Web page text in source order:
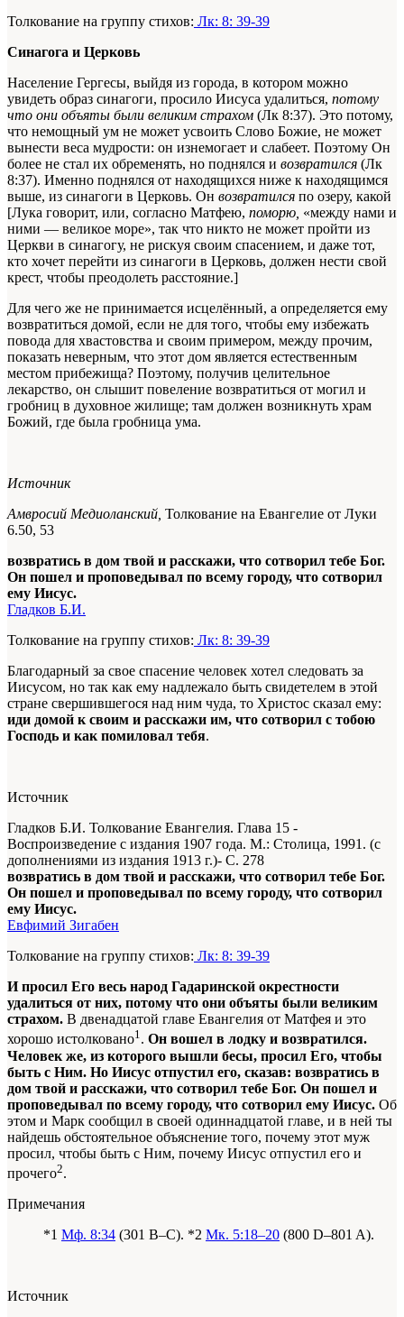
Толкование на группу стихов: Лк: 8: 39-39
Синагога и Церковь
Население Гергесы, выйдя из города, в котором можно
увидеть образ синагоги, просило Иисуса удалиться, потому
что они объяты были великим страхом (Лк 8:37). Это потому,
что немощный ум не может усвоить Слово Божие, не может
вынести веса мудрости: он изнемогает и слабеет. Поэтому Он
более не стал их обременять, но поднялся и возвратился (Лк
8:37). Именно поднялся от находящихся ниже к находящимся
выше, из синагоги в Церковь. Он возвратился по озеру, какой
[Лука говорит, или, согласно Матфею, поморю, «между нами и
ними — великое море», так что никто не может пройти из
Церкви в синагогу, не рискуя своим спасением, и даже тот,
кто хочет перейти из синагоги в Церковь, должен нести свой
крест, чтобы преодолеть расстояние.]
Для чего же не принимается исцелённый, а определяется ему
возвратиться домой, если не для того, чтобы ему избежать
повода для хвастовства и своим примером, между прочим,
показать неверным, что этот дом является естественным
местом прибежища? Поэтому, получив целительное
лекарство, он слышит повеление возвратиться от могил и
гробниц в духовное жилище; там должен возникнуть храм
Божий, где была гробница ума.
Источник
Амвросий Медиоланский, Толкование на Евангелие от Луки
6.50, 53
возвратись в дом твой и расскажи, что сотворил тебе Бог.
Он пошел и проповедывал по всему городу, что сотворил
ему Иисус.
Гладков Б.И.
Толкование на группу стихов: Лк: 8: 39-39
Благодарный за свое спасение человек хотел следовать за
Иисусом, но так как ему надлежало быть свидетелем в этой
стране свершившегося над ним чуда, то Христос сказал ему:
иди домой к своим и расскажи им, что сотворил с тобою
Господь и как помиловал тебя.
Источник
Гладков Б.И. Толкование Евангелия. Глава 15 -
Воспроизведение с издания 1907 года. М.: Столица, 1991. (с
дополнениями из издания 1913 г.)- С. 278
возвратись в дом твой и расскажи, что сотворил тебе Бог.
Он пошел и проповедывал по всему городу, что сотворил
ему Иисус.
Евфимий Зигабен
Толкование на группу стихов: Лк: 8: 39-39
И просил Его весь народ Гадаринской окрестности
удалиться от них, потому что они объяты были великим
страхом. В двенадцатой главе Евангелия от Матфея и это
хорошо истолковано1. Он вошел в лодку и возвратился.
Человек же, из которого вышли бесы, просил Его, чтобы
быть с Ним. Но Иисус отпустил его, сказав: возвратись в
дом твой и расскажи, что сотворил тебе Бог. Он пошел и
проповедывал по всему городу, что сотворил ему Иисус. Об
этом и Марк сообщил в своей одиннадцатой главе, и в ней ты
найдешь обстоятельное объяснение того, почему этот муж
просил, чтобы быть с Ним, почему Иисус отпустил его и
прочего2.
Примечания
*1 Мф. 8:34 (301 B–C). *2 Мк. 5:18–20 (800 D–801 A).
Источник